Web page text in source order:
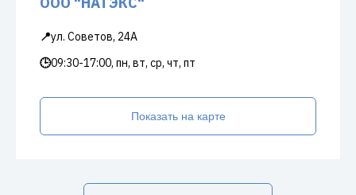
📍ул. Советов, 24А
🕒09:30-17:00, пн, вт, ср, чт, пт
Показать на карте